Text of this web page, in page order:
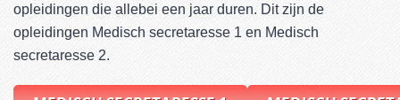
opleidingen die allebei een jaar duren. Dit zijn de
opleidingen Medisch secretaresse 1 en Medisch
secretaresse 2.